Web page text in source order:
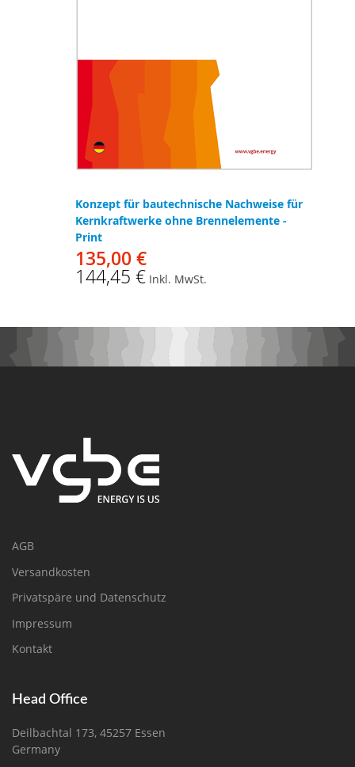
Konzept für bautechnische Nachweise für
Kernkraftwerke ohne Brennelemente -
Print
135,00 €
144,45 € Inkl. MwSt.
AGB
Versandkosten
Privatspäre und Datenschutz
Impressum
Kontakt
Head Office
Deilbachtal 173, 45257 Essen
Germany